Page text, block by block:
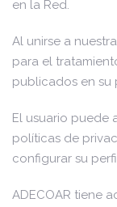
en la Red.
Al unirse a
para el
publicados en su
El usuario puede
políticas de
configurar su
ADECOAR tiene